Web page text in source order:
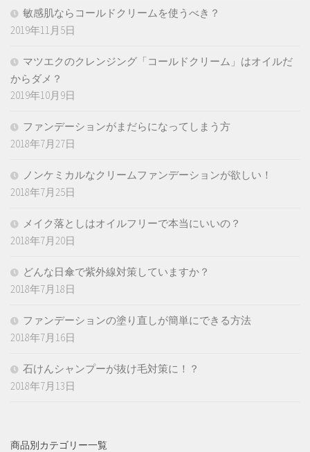
敏感肌ならコールドクリームを使うべき？
2019年11月5日
マツエクのクレンジング「コールドクリーム」はオイルだ
からダメ？
2019年10月9日
ファンデーションがまだらになってしまう方
2018年7月27日
ノンケミカルなクリームファンデーションが欲しい！
2018年7月25日
メイク落としはオイルフリーで本当にいいの？
2018年7月20日
どんな日傘で紫外線対策していますか？
2018年7月18日
ファンデーションの塗り直しが簡単にできる方法
2018年7月16日
石けんシャンプーが抜け毛対策に！？
2018年7月13日
商品別カテゴリー一覧